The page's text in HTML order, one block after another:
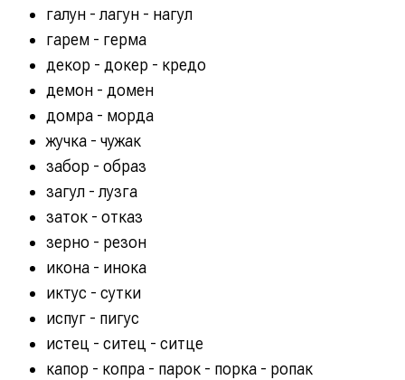
галун - лагун - нагул
гарем - герма
декор - докер - кредо
демон - домен
домра - морда
жучка - чужак
забор - образ
загул - лузга
заток - отказ
зерно - резон
икона - инока
иктус - сутки
испуг - пигус
истец - ситец - ситце
капор - копра - парок - порка - ропак